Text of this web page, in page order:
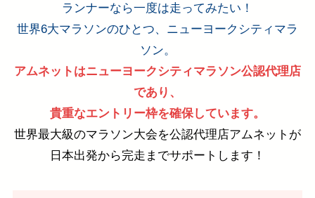
ランナーなら一度は走ってみたい！
世界6大マラソンのひとつ、ニューヨークシティマラ
ソン。
アムネットはニューヨークシティマラソン公認代理店
であり、
貴重なエントリー枠を確保しています。
世界最大級のマラソン大会を公認代理店アムネットが
日本出発から完走までサポートします！